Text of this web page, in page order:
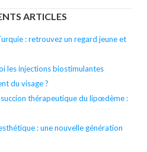
ARTICLES
: retrouvez un regard jeune et
les injections biostimulantes
du visage ?
thérapeutique du lipœdème :
: une nouvelle génération